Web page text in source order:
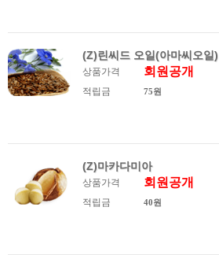
(Z)린씨드 오일(아마씨오일)
상품가격 회원공개
적립금 75원
(Z)마카다미아
상품가격 회원공개
적립금 40원